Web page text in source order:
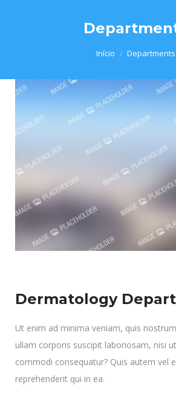
Início Departments
Dermatology
Ut enim ad minima veniam, quis
ullam corporis suscipit laboriosam, nisi
commodi consequatur? Quis autem vel
reprehenderit qui in ea.